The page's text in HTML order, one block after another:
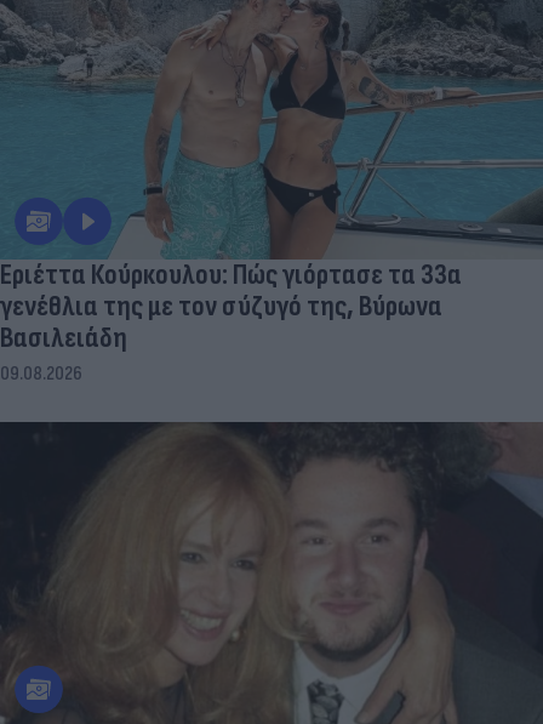
Εριέττα Κούρκουλου: Πώς γιόρτασε τα 33α
γενέθλια της με τον σύζυγό της, Βύρωνα
Βασιλειάδη
09.08.2026